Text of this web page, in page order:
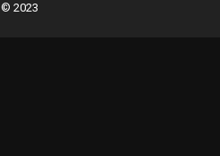
© 2023